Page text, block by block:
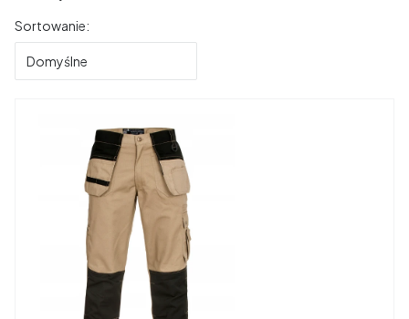
Lista produktów
Sortowanie:
Domyślne